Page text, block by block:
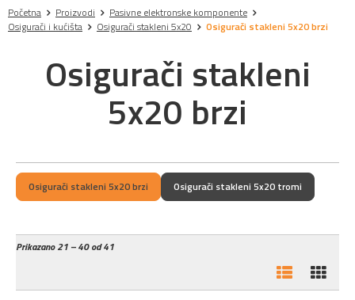
Početna Proizvodi
Pasivne elektronske komponente
Osigurači i kućišta
Osigurači stakleni 5x20 Osigurači stakleni 5x20 brzi
Osigurači stakleni
5x20 brzi
Osigurači stakleni 5x20 brzi Osigurači stakleni 5x20 tromi
Prikazano21 – 40 od 41